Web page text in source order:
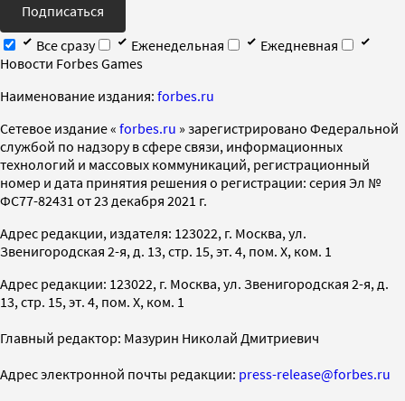
Подписаться
Все сразу
Еженедельная
Ежедневная
Новости Forbes Games
Наименование издания: forbes.ru
Cетевое издание « forbes.ru » зарегистрировано Федеральной
службой по надзору в сфере связи, информационных
технологий и массовых коммуникаций, регистрационный
номер и дата принятия решения о регистрации: серия Эл №
ФС77-82431 от 23 декабря 2021 г.
Адрес редакции, издателя: 123022, г. Москва, ул.
Звенигородская 2-я, д. 13, стр. 15, эт. 4, пом. X, ком. 1
Адрес редакции: 123022, г. Москва, ул. Звенигородская 2-я, д.
13, стр. 15, эт. 4, пом. X, ком. 1
Главный редактор: Мазурин Николай Дмитриевич
Адрес электронной почты редакции: press-release@forbes.ru